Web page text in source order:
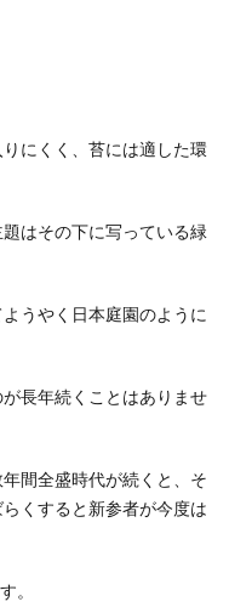
にくく、苔には適した環
はその下に写っている緑
うやく日本庭園のように
長年続くことはありませ
間全盛時代が続くと、そ
くすると新参者が今度は
。